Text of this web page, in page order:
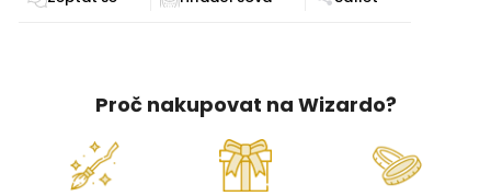
Proč nakupovat na Wizardo?